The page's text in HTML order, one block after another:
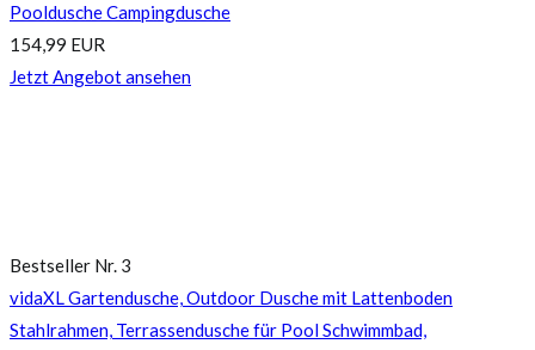
Pooldusche Campingdusche
154,99 EUR
Jetzt Angebot ansehen
Bestseller Nr. 3
vidaXL Gartendusche, Outdoor Dusche mit Lattenboden
Stahlrahmen, Terrassendusche für Pool Schwimmbad,